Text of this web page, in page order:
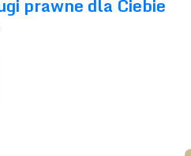
prawne dla Ciebie